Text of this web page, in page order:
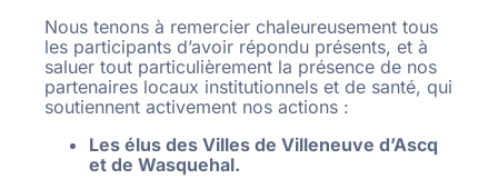
Nous tenons à remercier chaleureusement tous
les participants d’avoir répondu présents, et à
saluer tout particulièrement la présence de nos
partenaires locaux institutionnels et de santé, qui
soutiennent activement nos actions :
Les élus des Villes de Villeneuve d’Ascq
et de Wasquehal.